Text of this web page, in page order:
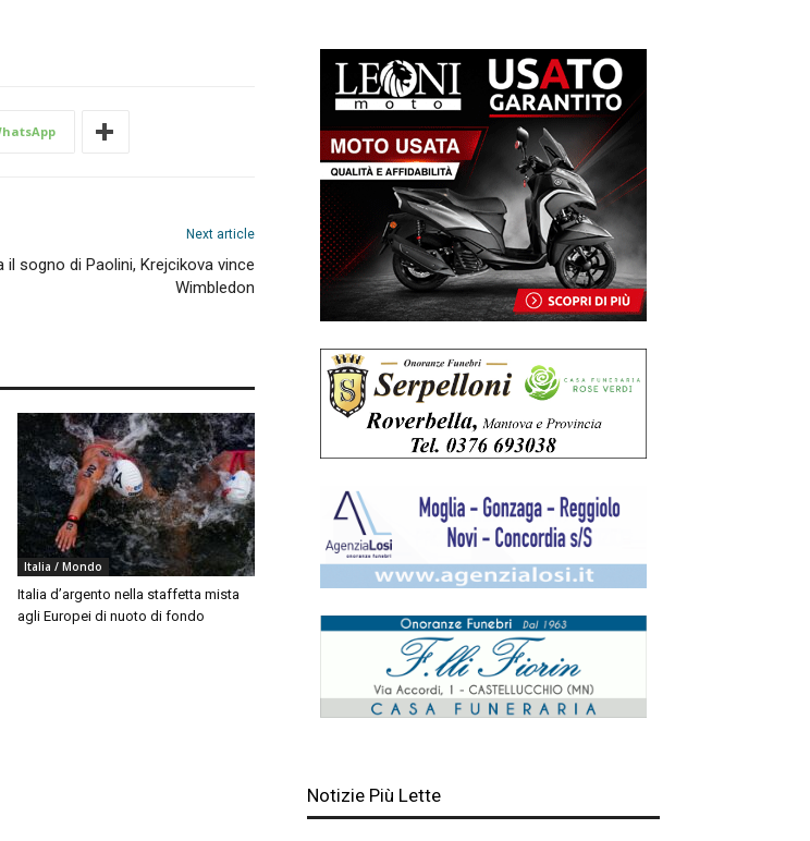
Next article
il sogno di Paolini, Krejcikova vince
Wimbledon
Italia / Mondo
Italia d’argento nella staffetta mista
agli Europei di nuoto di fondo
Notizie Più Lette